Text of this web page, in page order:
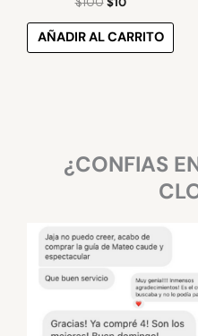
AÑADIR AL CARRITO
¿CONFIAS